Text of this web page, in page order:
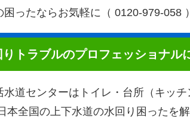
困ったならお気軽に（ 0120-979-058
りトラブルのプロフェッショナル
水道センターはトイレ・台所（キッ
本全国の上下水道の水回り困ったを